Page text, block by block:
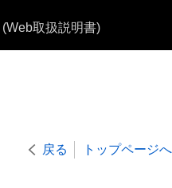
(Web取扱説明書)
戻る トップページへ